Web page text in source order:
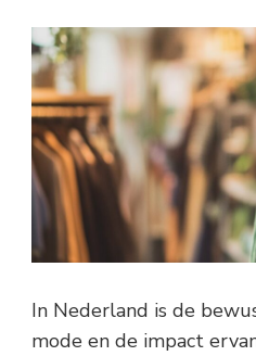
In Nederland is de
mode en de impact